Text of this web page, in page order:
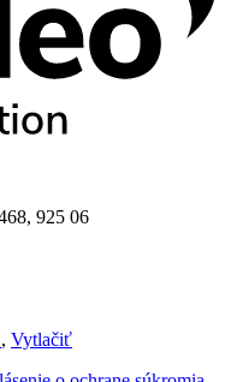
925 06
, Vytlačiť